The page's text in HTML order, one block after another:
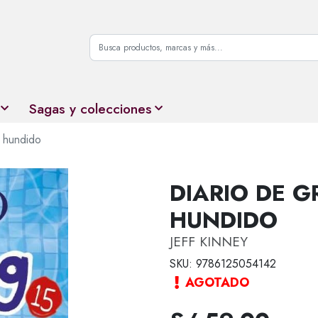
Sagas y colecciones
DIARIO DE
HUNDIDO
JEFF KINNEY
SKU: 9786125054142
AGOTADO